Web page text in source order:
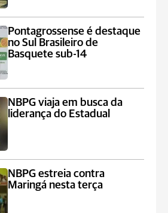
Pontagrossense é destaque
no Sul Brasileiro de
Basquete sub-14
NBPG viaja em busca da
liderança do Estadual
NBPG estreia contra
Maringá nesta terça